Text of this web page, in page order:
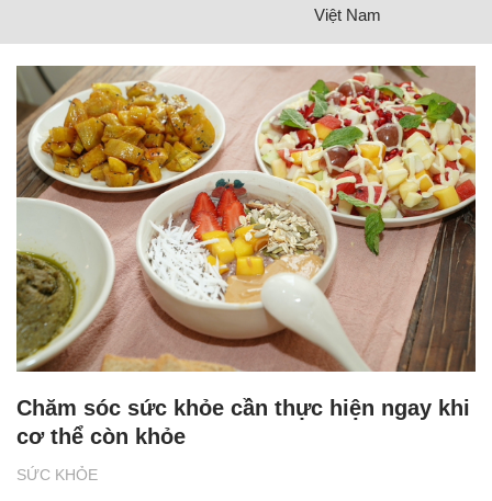
Việt Nam
SỨC KHỎE
Chăm sóc sức khỏe cần thực hiện ngay khi
cơ thể còn khỏe